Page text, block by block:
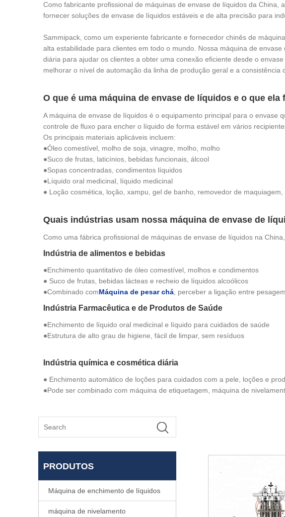
Como fabricante profissional de máquinas de envase de líquidos da
fornecer soluções de envase de líquidos estáveis ​​e de alta precisão para
Sammipack, como um experiente fabricante e fornecedor chinês de
alta estabilidade para clientes em todo o mundo. Nossa máquina de
diária para ajudar os clientes a obter uma conexão eficiente desde o
melhorar o nível de automação da linha de produção geral e a consistência
O que é uma máquina de envase de líquidos e o que ela
A máquina de envase de líquidos é o equipamento principal para o envase
controle de fluxo para encher o líquido de forma estável em vários
Os principais materiais aplicáveis ​​incluem:
●Óleo comestível, molho de soja, vinagre, molho, molho
●Suco de frutas, laticínios, bebidas funcionais, álcool
●Sopas concentradas, condimentos líquidos
●Líquido oral medicinal, líquido medicinal
● Loção cosmética, loção, xampu, gel de banho, removedor de maquiagem,
Quais indústrias usam nossa máquina de envase de
Como uma fábrica profissional de máquinas de envase de líquidos na
Indústria de alimentos e bebidas
●Enchimento quantitativo de óleo comestível, molhos e condimentos
● Suco de frutas, bebidas lácteas e recheio de líquidos alcoólicos
●Combinado comMáquina de pesar chá , perceber a ligação entre
Indústria Farmacêutica e de Produtos de Saúde
●Enchimento de líquido oral medicinal e líquido para cuidados de saúde
●Estrutura de alto grau de higiene, fácil de limpar, sem resíduos
Indústria química e cosmética diária
● Enchimento automático de loções para cuidados com a pele, loções e
●Pode ser combinado com máquina de etiquetagem, máquina de
PRODUTOS
Máquina de enchimento de líquidos
máquina de nivelamento